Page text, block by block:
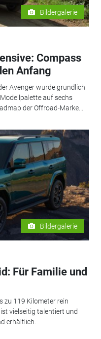
Bildergalerie
Compass
Anfang
Avenger wurde gründlich
auf sechs
der Offroad-Marke...
Bildergalerie
Für Familie und
zu 119 Kilometer rein
vielseitig talentiert und
erhältlich.